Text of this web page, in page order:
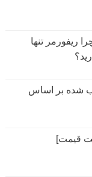
ریفورمر تنها
شده بر اساس
قیمت]